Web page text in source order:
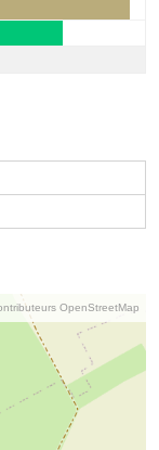
OpenStreetMap